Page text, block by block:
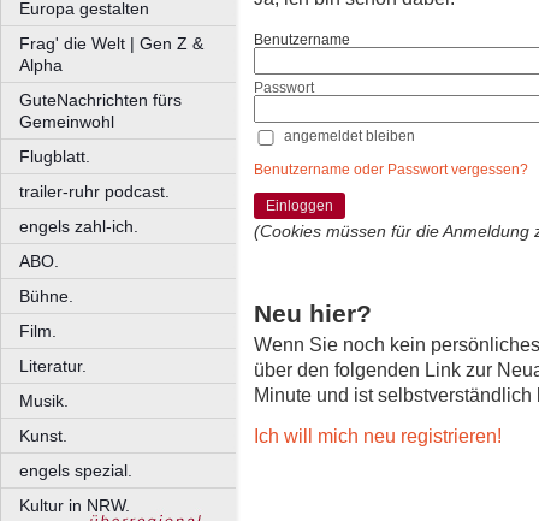
Europa gestalten
Frag' die Welt | Gen Z &
Alpha
GuteNachrichten fürs
Gemeinwohl
Flugblatt.
trailer-ruhr podcast.
engels zahl-ich.
ABO.
Bühne.
Film.
Literatur.
Musik.
Kunst.
engels spezial.
Kultur in NRW.
Benutzername
Passwort
angemeldet bleiben
Benutzername oder Passwort vergessen?
Einloggen
(Cookies müssen für die Anmeldung
Neu hier?
Wenn Sie noch kein
über den folgenden Link zur
Minute und ist selbstverständlich
Ich will mich neu registrieren!